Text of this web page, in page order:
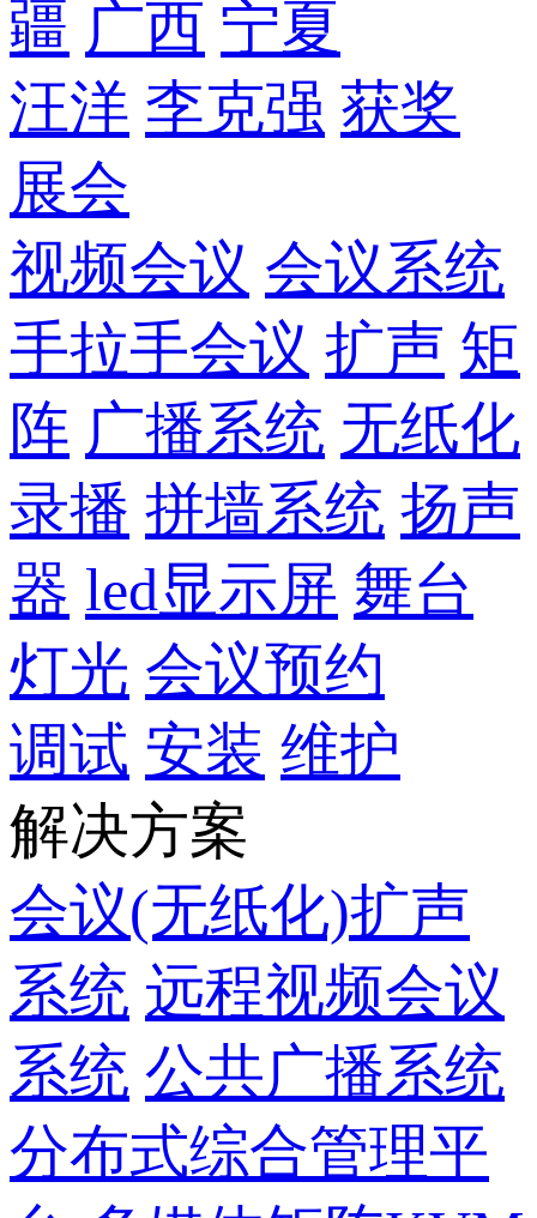
疆 广西 宁夏
汪洋 李克强 获奖
展会
视频会议 会议系统
手拉手会议 扩声 矩
阵 广播系统 无纸化
录播 拼墙系统 扬声
器 led显示屏 舞台
灯光 会议预约
调试 安装 维护
解决方案
会议(无纸化)扩声
系统 远程视频会议
系统 公共广播系统
分布式综合管理平